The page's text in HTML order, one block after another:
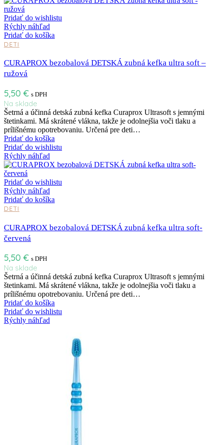
Pridať do wishlistu
Rýchly náhľad
Pridať do košíka
DETI
CURAPROX bezobalová DETSKÁ zubná kefka ultra soft –
ružová
5,50 € s DPH
Na sklade
Šetrná a účinná detská zubná kefka Curaprox Ultrasoft s jemnými
štetinkami. Má skrátené vlákna, takže je odolnejšia voči tlaku a
prílišnému opotrebovaniu. Určená pre deti…
Pridať do košíka
Pridať do wishlistu
Rýchly náhľad
Pridať do wishlistu
Rýchly náhľad
Pridať do košíka
DETI
CURAPROX bezobalová DETSKÁ zubná kefka ultra soft-
červená
5,50 € s DPH
Na sklade
Šetrná a účinná detská zubná kefka Curaprox Ultrasoft s jemnými
štetinkami. Má skrátené vlákna, takže je odolnejšia voči tlaku a
prílišnému opotrebovaniu. Určená pre deti…
Pridať do košíka
Pridať do wishlistu
Rýchly náhľad